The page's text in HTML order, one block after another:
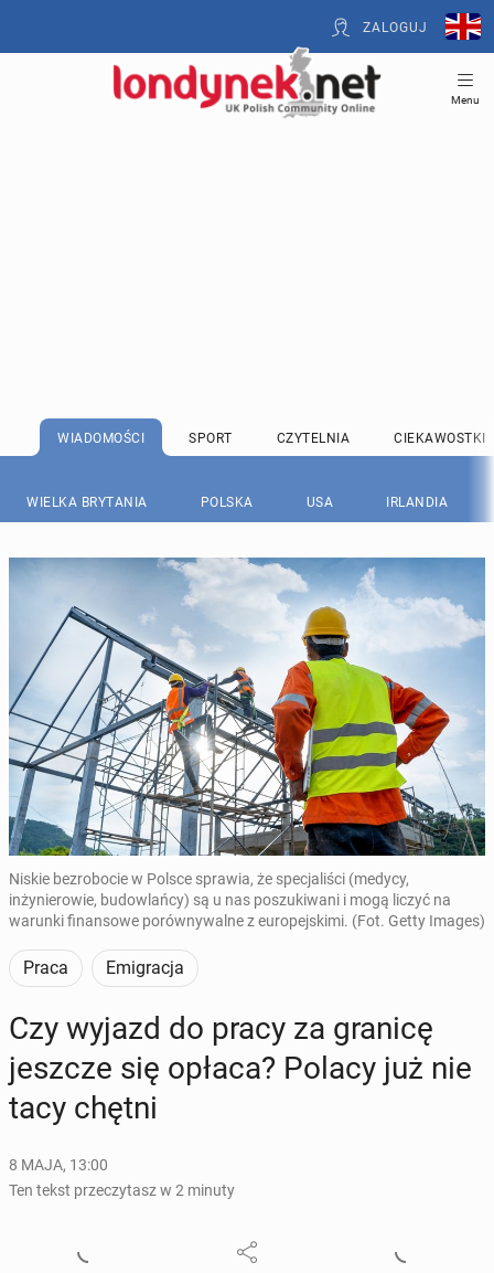
ZALOGUJ
Menu
WIADOMOŚCI SPORT CZYTELNIA CIEKAWOSTKI
WIELKA BRYTANIA POLSKA USA IRLANDIA
Niskie bezrobocie w Polsce sprawia, że specjaliści (medycy,
inżynierowie, budowlańcy) są u nas poszukiwani i mogą liczyć na
warunki finansowe porównywalne z europejskimi. (Fot. Getty Images)
Praca Emigracja
Czy wyjazd do pracy za granicę
jeszcze się opłaca? Polacy już nie
tacy chętni
8 MAJA, 13:00
Ten tekst przeczytasz w 2 minuty